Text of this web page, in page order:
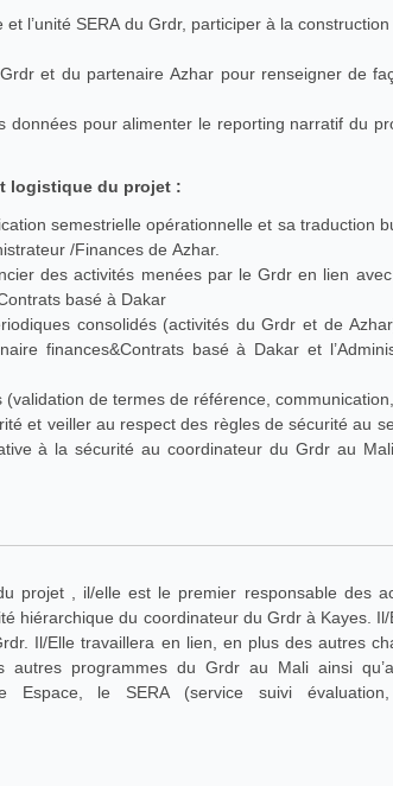
l’unité SERA du Grdr, participer à la construction
et du partenaire Azhar pour renseigner de
données pour alimenter le reporting narratif du
logistique du projet :
semestrielle opérationnelle et sa traduction
/Finances de Azhar.
des activités menées par le Grdr en lien
basé à Dakar
consolidés (activités du Grdr et de
(validation de termes de référence,
et veiller au respect des règles de sécurité au
à la sécurité au coordinateur du Grdr au
projet , il/elle est le premier responsable des
hiérarchique du coordinateur du Grdr à Kayes.
Il/Elle travaillera en lien, en plus des autres
Espace, le SERA (service suivi